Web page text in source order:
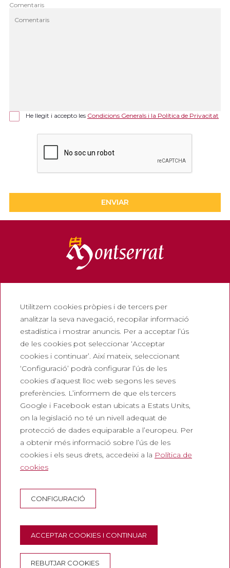
Comentaris
He llegit i accepto les Condicions Generals i la Política de Privacitat
ENVIAR
Contacte
Butlletí
Treballa amb nosaltres
Preguntes freqüents
Entrada turística
Legals
Política de privadesa
Política de cookies
Política de Xarxes Socials
Canal de denúncies
Avís legal
Corporatiu
Escolania de Montserrat
Museu de Montserrat
Utilitzem cookies pròpies i de tercers per
analitzar la seva navegació, recopilar informació
estadística i mostrar anuncis. Per a acceptar l’ús
de les cookies pot seleccionar ‘Acceptar
cookies i continuar’. Així mateix, seleccionant
‘Configuració’ podrà configurar l’ús de les
cookies d’aquest lloc web segons les seves
preferències. L’informem de que els tercers
Google i Facebook estan ubicats a Estats Units,
on la legislació no té un nivell adequat de
protecció de dades equiparable a l’europeu. Per
a obtenir més informació sobre l’ús de les
cookies i els seus drets, accedeixi a la Política de
cookies
CONFIGURACIÓ
ACCEPTAR COOKIES I CONTINUAR
REBUTJAR COOKIES